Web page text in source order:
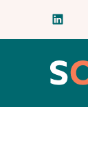
Aller